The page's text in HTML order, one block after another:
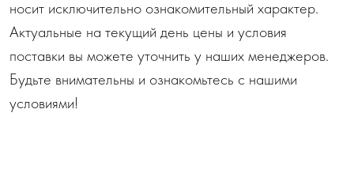
носит исключительно ознакомительный характер.
Актуальные на текущий день цены и условия
поставки вы можете уточнить у наших менеджеров.
Будьте внимательны и ознакомьтесь с нашими
условиями!